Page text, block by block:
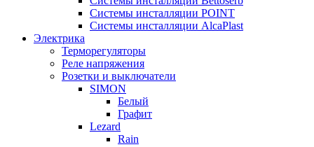
Системы инсталляции POINT
Системы инсталляции AlcaPlast
Электрика
Терморегуляторы
Реле напряжения
Розетки и выключатели
SIMON
Белый
Графит
Lezard
Rain